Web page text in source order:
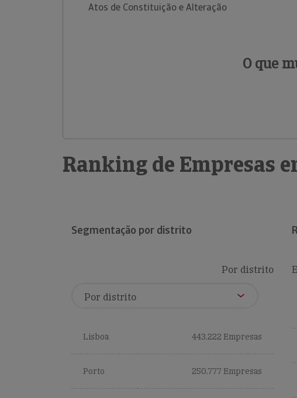
Atos de Constituição e Alteração
O que
Ranking de Empresas
Segmentação por distrito
Por distrito
Lisboa 443,222 Empresas
Porto 250,777 Empresas